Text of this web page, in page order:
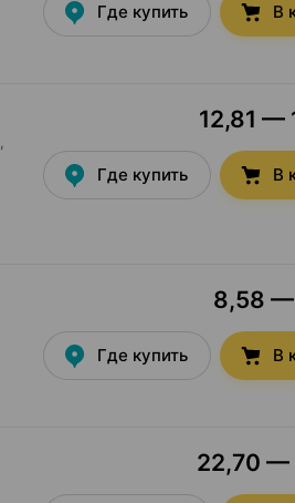
Где купить В
12,81 —
Где купить В
8,58 —
Где купить В
22,70 —